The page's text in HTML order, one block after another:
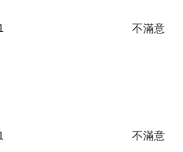
不滿意
不滿意